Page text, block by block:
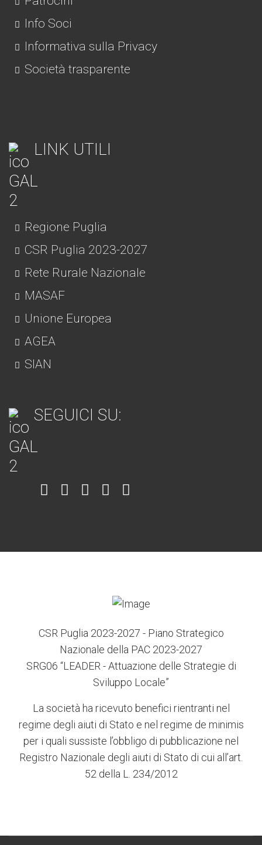
Info Soci
Informativa sulla Privacy
Società trasparente
LINK UTILI
Regione Puglia
CSR Puglia 2023-2027
Rete Rurale Nazionale
MASAF
Unione Europea
AGEA
SIAN
SEGUICI SU:
Item Item Item Item
CSR Puglia 2023-2027 - Piano Strategico
Nazionale della PAC 2023-2027
SRG06 “LEADER - Attuazione delle Strategie di
Sviluppo Locale”
La società ha ricevuto benefici rientranti nel
regime degli aiuti di Stato e nel regime de minimis
per i quali sussiste l’obbligo di pubblicazione nel
Registro Nazionale degli aiuti di Stato di cui all’art.
52 della L. 234/2012